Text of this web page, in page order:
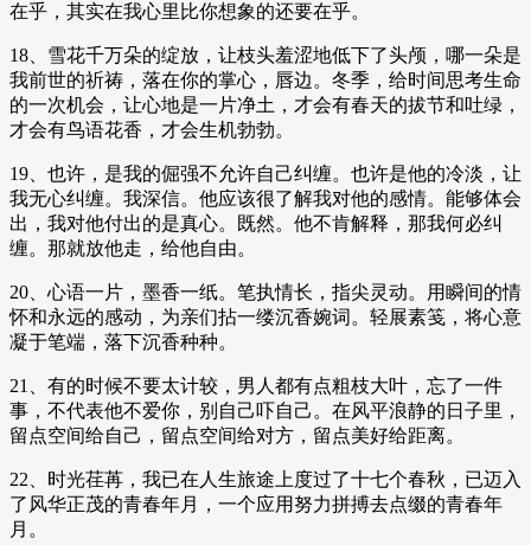
在乎，其实在我心里比你想象的还要在乎。
18、雪花千万朵的绽放，让枝头羞涩地低下了头颅，哪一朵是
我前世的祈祷，落在你的掌心，唇边。冬季，给时间思考生命
的一次机会，让心地是一片净土，才会有春天的拔节和吐绿，
才会有鸟语花香，才会生机勃勃。
19、也许，是我的倔强不允许自己纠缠。也许是他的冷淡，让
我无心纠缠。我深信。他应该很了解我对他的感情。能够体会
出，我对他付出的是真心。既然。他不肯解释，那我何必纠
缠。那就放他走，给他自由。
20、心语一片，墨香一纸。笔执情长，指尖灵动。用瞬间的情
怀和永远的感动，为亲们拈一缕沉香婉词。轻展素笺，将心意
凝于笔端，落下沉香种种。
21、有的时候不要太计较，男人都有点粗枝大叶，忘了一件
事，不代表他不爱你，别自己吓自己。在风平浪静的日子里，
留点空间给自己，留点空间给对方，留点美好给距离。
22、时光荏苒，我已在人生旅途上度过了十七个春秋，已迈入
了风华正茂的青春年月，一个应用努力拼搏去点缀的青春年
月。